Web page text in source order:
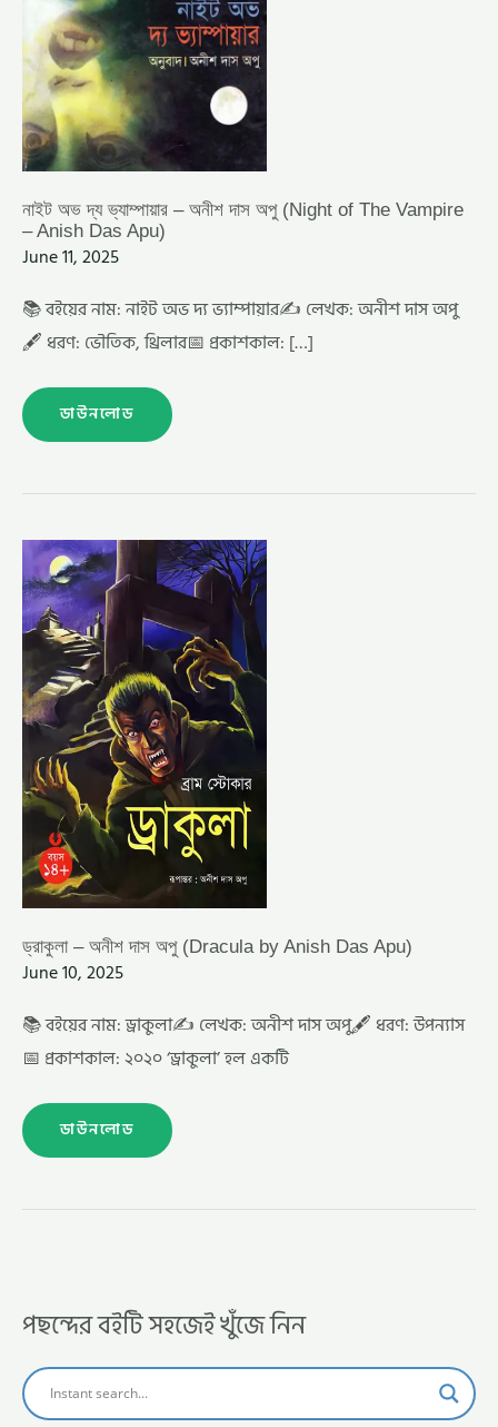
নাইট অভ দ্য ভ্যাম্পায়ার – অনীশ দাস অপু (Night of The Vampire
– Anish Das Apu)
June 11, 2025
📚 বইয়ের নাম: নাইট অভ দ্য ভ্যাম্পায়ার✍️ লেখক: অনীশ দাস অপু
🖋️ ধরণ: ভৌতিক, থ্রিলার📅 প্রকাশকাল: […]
DAS
APU)
ডাউনলোড
ড্রাকুলা – অনীশ দাস অপু (Dracula by Anish Das Apu)
June 10, 2025
📚 বইয়ের নাম: ড্রাকুলা✍️ লেখক: অনীশ দাস অপু🖋️ ধরণ: উপন্যাস
📅 প্রকাশকাল: ২০২০ ‘ড্রাকুলা’ হল একটি
ড্রাকুলা
–
অনীশ
দাস
অপু
(DRACULA
BY
ANISH
DAS
APU)
ডাউনলোড
পছন্দের বইটি সহজেই খুঁজে নিন